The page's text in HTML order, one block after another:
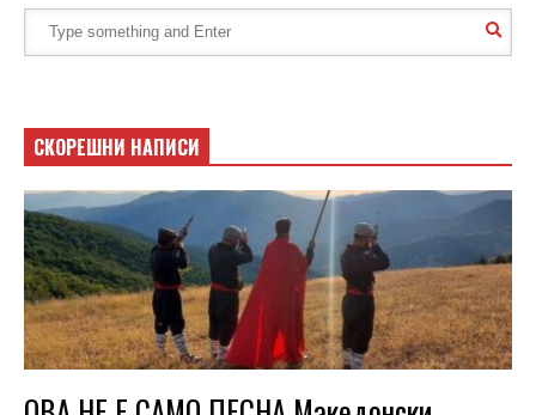
СКОРЕШНИ НАПИСИ